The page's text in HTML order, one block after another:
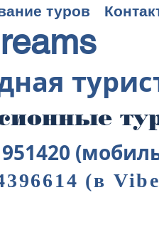
туров
(в